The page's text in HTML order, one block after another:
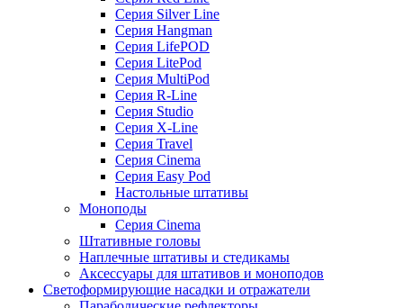
Серия Silver Line
Серия Hangman
Серия LifePOD
Серия LitePod
Серия MultiPod
Серия R-Line
Серия Studio
Серия X-Line
Серия Travel
Серия Cinema
Серия Easy Pod
Настольные штативы
Моноподы
Серия Cinema
Штативные головы
Наплечные штативы и стедикамы
Аксессуары для штативов и моноподов
Светоформирующие насадки и отражатели